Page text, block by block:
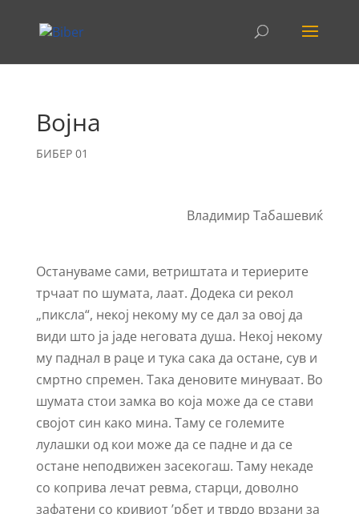
Војна
БИБЕР 01
Владимир Табашевиќ
Остануваме сами, ветриштата и териерите
трчаат по шумата, лаат. Додека си рекол
„пиксла“, некој некому му се дал за овој да
види што ја јаде неговата душа. Некој некому
му паднал в раце и тука сака да остане, сув и
смртно спремен. Така деновите минуваат. Во
шумата стои замка во која може да се стави
својот син како мина. Таму се големите
лулашки од кои може да се падне и да се
остане неподвижен засекогаш. Таму некаде
со коприва лечат ревма, старци, доволно
зафатени со кривиот ’рбет и тврдо врзани за